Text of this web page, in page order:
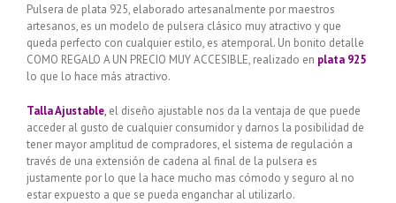
Pulsera de plata 925, elaborado artesanalmente por maestros
artesanos, es un modelo de pulsera clásico muy atractivo y que
queda perfecto con cualquier estilo, es atemporal. Un bonito detalle
COMO REGALO A UN PRECIO MUY ACCESIBLE, realizado en plata 925
lo que lo hace más atractivo.
Talla Ajustable, el diseño ajustable nos da la ventaja de que puede
acceder al gusto de cualquier consumidor y darnos la posibilidad de
tener mayor amplitud de compradores, el sistema de regulación a
través de una extensión de cadena al final de la pulsera es
justamente por lo que la hace mucho mas cómodo y seguro al no
estar expuesto a que se pueda enganchar al utilizarlo.